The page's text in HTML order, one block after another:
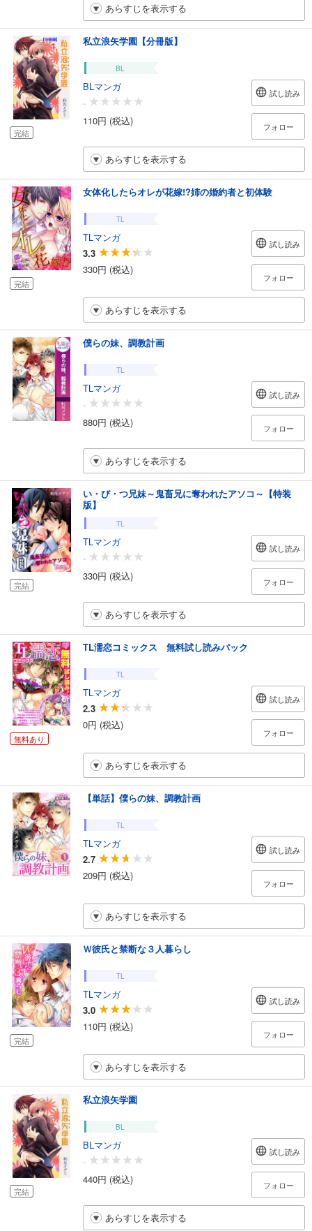
あらすじを表示する
完結
私立浪矢学園【分冊版】
BL
BLマンガ
-
110円 (税込)
試し読み
フォロー
あらすじを表示する
完結
女体化したらオレが花嫁!?姉の婚約者と初体験
TL
TLマンガ
3.3
330円 (税込)
試し読み
フォロー
あらすじを表示する
僕らの妹、調教計画
TL
TLマンガ
-
880円 (税込)
試し読み
フォロー
あらすじを表示する
完結
い・び・つ兄妹～鬼畜兄に奪われたアソコ～【特装
版】
TL
TLマンガ
-
330円 (税込)
試し読み
フォロー
あらすじを表示する
無料あり
TL濡恋コミックス 無料試し読みパック
TL
TLマンガ
2.3
0円 (税込)
試し読み
フォロー
あらすじを表示する
【単話】僕らの妹、調教計画
TL
TLマンガ
2.7
209円 (税込)
試し読み
フォロー
あらすじを表示する
完結
Ｗ彼氏と禁断な３人暮らし
TL
TLマンガ
3.0
110円 (税込)
試し読み
フォロー
あらすじを表示する
完結
私立浪矢学園
BL
BLマンガ
-
440円 (税込)
試し読み
フォロー
あらすじを表示する